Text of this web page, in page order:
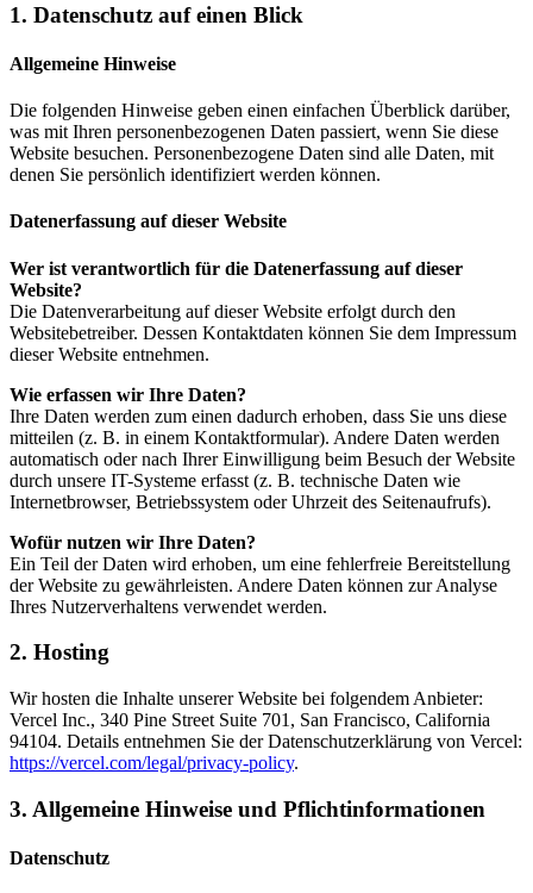
1. Datenschutz auf einen Blick
Allgemeine Hinweise
Die folgenden Hinweise geben einen einfachen Überblick darüber,
was mit Ihren personenbezogenen Daten passiert, wenn Sie diese
Website besuchen. Personenbezogene Daten sind alle Daten, mit
denen Sie persönlich identifiziert werden können.
Datenerfassung auf dieser Website
Wer ist verantwortlich für die Datenerfassung auf dieser
Website?
Die Datenverarbeitung auf dieser Website erfolgt durch den
Websitebetreiber. Dessen Kontaktdaten können Sie dem Impressum
dieser Website entnehmen.
Wie erfassen wir Ihre Daten?
Ihre Daten werden zum einen dadurch erhoben, dass Sie uns diese
mitteilen (z. B. in einem Kontaktformular). Andere Daten werden
automatisch oder nach Ihrer Einwilligung beim Besuch der Website
durch unsere IT-Systeme erfasst (z. B. technische Daten wie
Internetbrowser, Betriebssystem oder Uhrzeit des Seitenaufrufs).
Wofür nutzen wir Ihre Daten?
Ein Teil der Daten wird erhoben, um eine fehlerfreie Bereitstellung
der Website zu gewährleisten. Andere Daten können zur Analyse
Ihres Nutzerverhaltens verwendet werden.
2. Hosting
Wir hosten die Inhalte unserer Website bei folgendem Anbieter:
Vercel Inc., 340 Pine Street Suite 701, San Francisco, California
94104. Details entnehmen Sie der Datenschutzerklärung von Vercel:
https://vercel.com/legal/privacy-policy.
3. Allgemeine Hinweise und Pflichtinformationen
Datenschutz